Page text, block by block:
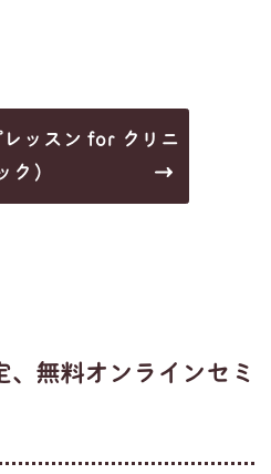
ッスン for クリニ
ク）
無料オンラインセミ